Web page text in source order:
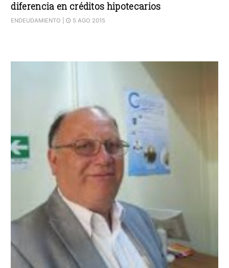
diferencia en créditos hipotecarios
ENDEUDAMIENTO | 5 AGO 2015